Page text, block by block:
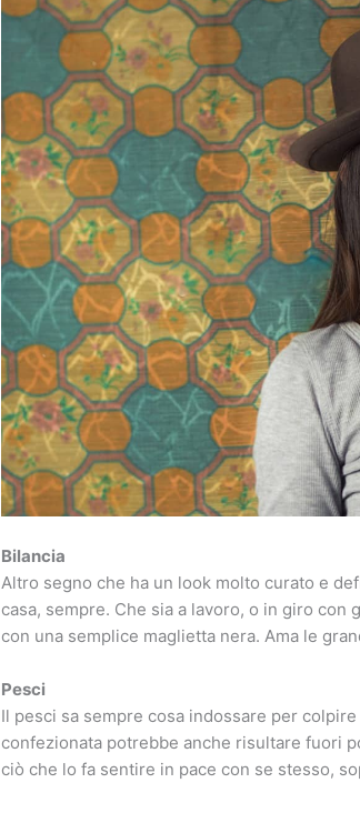
Bilancia
Altro segno che ha un look molto curato e
casa, sempre. Che sia a lavoro, o in giro
con una semplice maglietta nera. Ama le
Pesci
Il pesci sa sempre cosa indossare per
confezionata potrebbe anche risultare fuori
ciò che lo fa sentire in pace con se stesso,